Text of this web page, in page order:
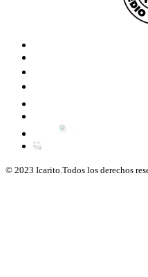
© 2023 Icarito.Todos los derechos